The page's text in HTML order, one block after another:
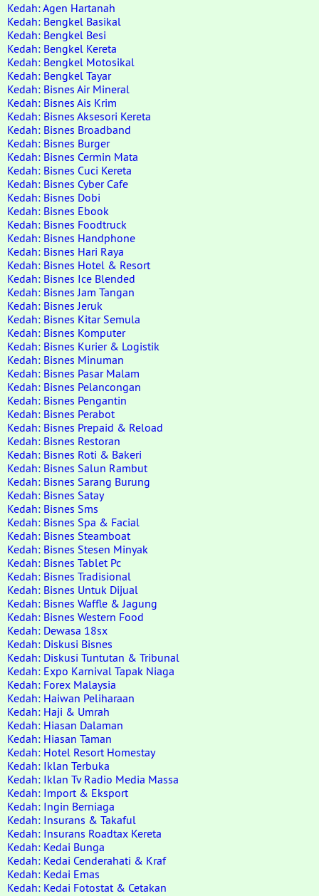
Kedah: Agen Hartanah
Kedah: Bengkel Basikal
Kedah: Bengkel Besi
Kedah: Bengkel Kereta
Kedah: Bengkel Motosikal
Kedah: Bengkel Tayar
Kedah: Bisnes Air Mineral
Kedah: Bisnes Ais Krim
Kedah: Bisnes Aksesori Kereta
Kedah: Bisnes Broadband
Kedah: Bisnes Burger
Kedah: Bisnes Cermin Mata
Kedah: Bisnes Cuci Kereta
Kedah: Bisnes Cyber Cafe
Kedah: Bisnes Dobi
Kedah: Bisnes Ebook
Kedah: Bisnes Foodtruck
Kedah: Bisnes Handphone
Kedah: Bisnes Hari Raya
Kedah: Bisnes Hotel & Resort
Kedah: Bisnes Ice Blended
Kedah: Bisnes Jam Tangan
Kedah: Bisnes Jeruk
Kedah: Bisnes Kitar Semula
Kedah: Bisnes Komputer
Kedah: Bisnes Kurier & Logistik
Kedah: Bisnes Minuman
Kedah: Bisnes Pasar Malam
Kedah: Bisnes Pelancongan
Kedah: Bisnes Pengantin
Kedah: Bisnes Perabot
Kedah: Bisnes Prepaid & Reload
Kedah: Bisnes Restoran
Kedah: Bisnes Roti & Bakeri
Kedah: Bisnes Salun Rambut
Kedah: Bisnes Sarang Burung
Kedah: Bisnes Satay
Kedah: Bisnes Sms
Kedah: Bisnes Spa & Facial
Kedah: Bisnes Steamboat
Kedah: Bisnes Stesen Minyak
Kedah: Bisnes Tablet Pc
Kedah: Bisnes Tradisional
Kedah: Bisnes Untuk Dijual
Kedah: Bisnes Waffle & Jagung
Kedah: Bisnes Western Food
Kedah: Dewasa 18sx
Kedah: Diskusi Bisnes
Kedah: Diskusi Tuntutan & Tribunal
Kedah: Expo Karnival Tapak Niaga
Kedah: Forex Malaysia
Kedah: Haiwan Peliharaan
Kedah: Haji & Umrah
Kedah: Hiasan Dalaman
Kedah: Hiasan Taman
Kedah: Hotel Resort Homestay
Kedah: Iklan Terbuka
Kedah: Iklan Tv Radio Media Massa
Kedah: Import & Eksport
Kedah: Ingin Berniaga
Kedah: Insurans & Takaful
Kedah: Insurans Roadtax Kereta
Kedah: Kedai Bunga
Kedah: Kedai Cenderahati & Kraf
Kedah: Kedai Emas
Kedah: Kedai Fotostat & Cetakan